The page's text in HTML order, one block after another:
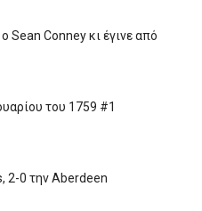
Sean Conney κι έγινε από
του 1759 #1
2-0 την Aberdeen